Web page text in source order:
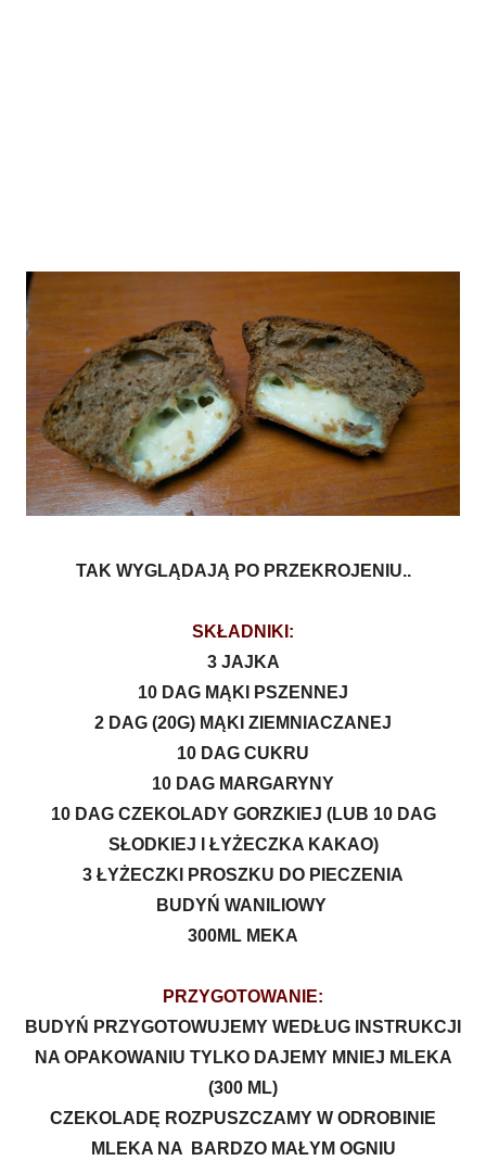
TAK WYGLĄDAJĄ PO PRZEKROJENIU..
SKŁADNIKI:
3 JAJKA
10 DAG MĄKI PSZENNEJ
2 DAG (20G) MĄKI ZIEMNIACZANEJ
10 DAG CUKRU
10 DAG MARGARYNY
10 DAG CZEKOLADY GORZKIEJ (LUB 10 DAG
SŁODKIEJ I ŁYŻECZKA KAKAO)
3 ŁYŻECZKI PROSZKU DO PIECZENIA
BUDYŃ WANILIOWY
300ML MEKA
PRZYGOTOWANIE:
BUDYŃ PRZYGOTOWUJEMY WEDŁUG INSTRUKCJI
NA OPAKOWANIU TYLKO DAJEMY MNIEJ MLEKA
(300 ML)
CZEKOLADĘ ROZPUSZCZAMY W ODROBINIE
MLEKA NA BARDZO MAŁYM OGNIU